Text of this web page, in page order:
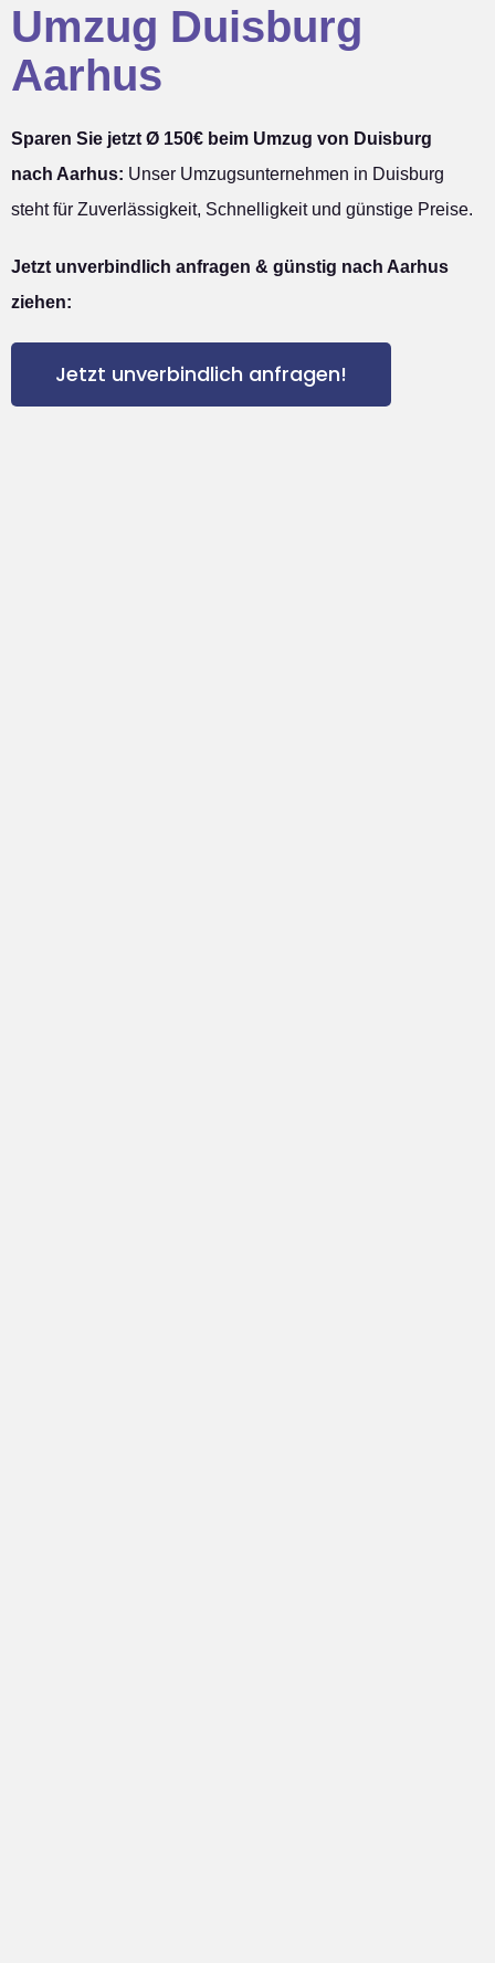
Umzug Duisburg
Aarhus
Sparen Sie jetzt Ø 150€ beim Umzug von Duisburg
nach Aarhus: Unser Umzugsunternehmen in Duisburg
steht für Zuverlässigkeit, Schnelligkeit und günstige Preise.
Jetzt unverbindlich anfragen & günstig nach Aarhus
ziehen:
Jetzt unverbindlich anfragen!